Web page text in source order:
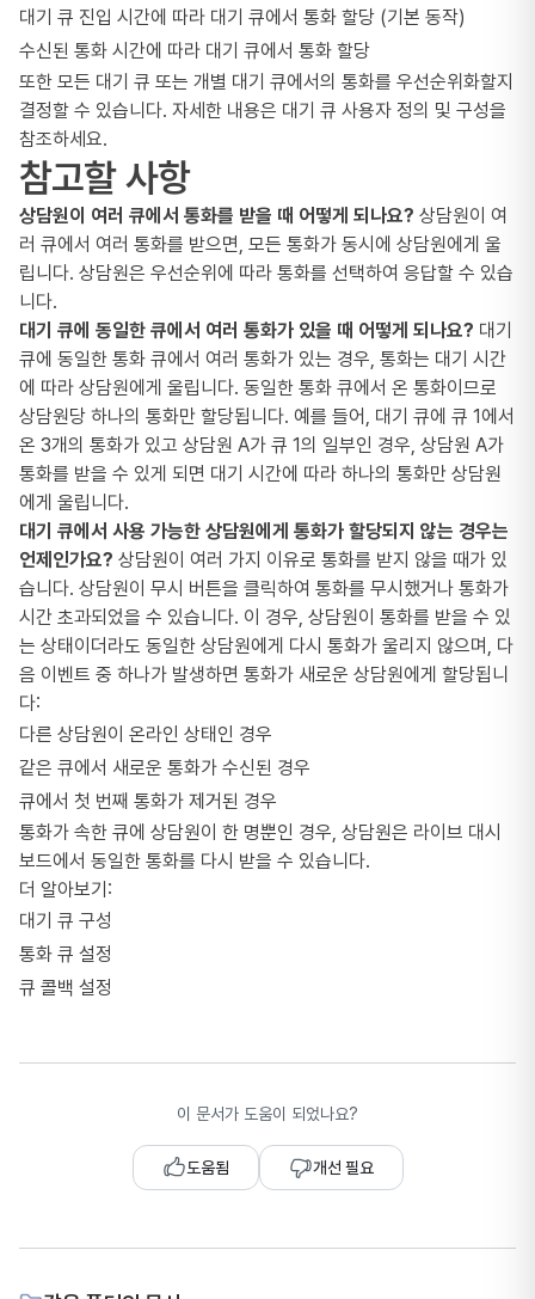
대기 큐 진입 시간에 따라 대기 큐에서 통화 할당 (기본 동작)
수신된 통화 시간에 따라 대기 큐에서 통화 할당
또한 모든 대기 큐 또는 개별 대기 큐에서의 통화를 우선순위화할지
결정할 수 있습니다. 자세한 내용은 대기 큐 사용자 정의 및 구성을
참조하세요.
참고할 사항
상담원이 여러 큐에서 통화를 받을 때 어떻게 되나요? 상담원이 여
러 큐에서 여러 통화를 받으면, 모든 통화가 동시에 상담원에게 울
립니다. 상담원은 우선순위에 따라 통화를 선택하여 응답할 수 있습
니다.
대기 큐에 동일한 큐에서 여러 통화가 있을 때 어떻게 되나요? 대기
큐에 동일한 통화 큐에서 여러 통화가 있는 경우, 통화는 대기 시간
에 따라 상담원에게 울립니다. 동일한 통화 큐에서 온 통화이므로
상담원당 하나의 통화만 할당됩니다. 예를 들어, 대기 큐에 큐 1에서
온 3개의 통화가 있고 상담원 A가 큐 1의 일부인 경우, 상담원 A가
통화를 받을 수 있게 되면 대기 시간에 따라 하나의 통화만 상담원
에게 울립니다.
대기 큐에서 사용 가능한 상담원에게 통화가 할당되지 않는 경우는
언제인가요? 상담원이 여러 가지 이유로 통화를 받지 않을 때가 있
습니다. 상담원이 무시 버튼을 클릭하여 통화를 무시했거나 통화가
시간 초과되었을 수 있습니다. 이 경우, 상담원이 통화를 받을 수 있
는 상태이더라도 동일한 상담원에게 다시 통화가 울리지 않으며, 다
음 이벤트 중 하나가 발생하면 통화가 새로운 상담원에게 할당됩니
다:
다른 상담원이 온라인 상태인 경우
같은 큐에서 새로운 통화가 수신된 경우
큐에서 첫 번째 통화가 제거된 경우
통화가 속한 큐에 상담원이 한 명뿐인 경우, 상담원은 라이브 대시
보드에서 동일한 통화를 다시 받을 수 있습니다.
더 알아보기:
대기 큐 구성
통화 큐 설정
큐 콜백 설정
이 문서가 도움이 되었나요?
도움됨 개선 필요